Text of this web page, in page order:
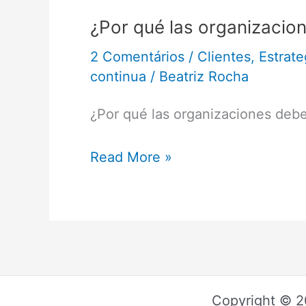
¿Por qué las
2 Comentários / Clientes,
continua / Beatriz Rocha
¿Por qué las organizaciones
Read More »
Copyright ©